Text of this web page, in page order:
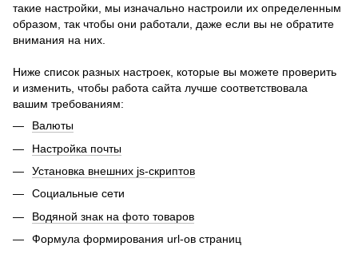
такие настройки, мы изначально настроили их определенным
образом, так чтобы они работали, даже если вы не обратите
внимания на них.
Ниже список разных настроек, которые вы можете проверить
и изменить, чтобы работа сайта лучше соответствовала
вашим требованиям:
Валюты
Настройка почты
Установка внешних js-скриптов
Социальные сети
Водяной знак на фото товаров
Формула формирования url-ов страниц